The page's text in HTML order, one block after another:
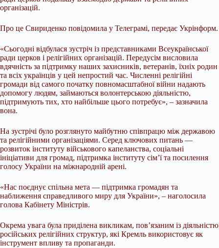
організацій.
Про це Свириденко повідомила у Телеграмі, передає Укрінформ.
«Сьогодні відбулася зустріч із представниками Всеукраїнської
ради церков і релігійних організацій. Передусім висловила
вдячність за підтримку наших захисників, ветеранів, їхніх родин
та всіх українців у цей непростий час. Численні релігійні
громади від самого початку повномасштабної війни надають
допомогу людям, займаються волонтерською діяльністю,
підтримують тих, хто найбільше цього потребує», – зазначила
вона.
На зустрічі було розглянуто майбутню співпрацю між державою
та релігійними організаціями. Серед ключових питань —
розвиток інституту військового капеланства, соціальні
ініціативи для громад, підтримка інституту сім’ї та посилення
голосу України на міжнародній арені.
«Нас поєднує спільна мета — підтримка громадян та
наближення справедливого миру для України», – наголосила
голова Кабінету Міністрів.
Окрема увага була приділена викликам, пов’язаним із діяльністю
російських релігійних структур, які Кремль використовує як
інструмент впливу та пропаганди.